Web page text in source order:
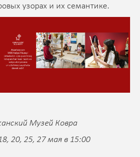
узорах и их семантике.
Музей Ковра
20, 25, 27 мая в 15:00